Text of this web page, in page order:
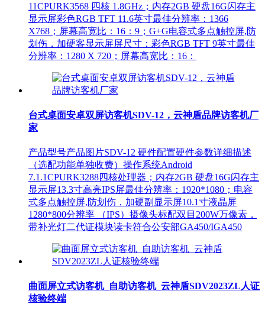
11CPURK3568 四核 1.8GHz；内存2GB 硬盘16G闪存主
显示屏彩色RGB TFT 11.6英寸最佳分辨率：1366
X768；屏幕高宽比：16：9；G+G电容式多点触控屏,防
划伤，加硬客显示屏屏尺寸：彩色RGB TFT 9英寸最佳
分辨率：1280 X 720；屏幕高宽比：16：
台式桌面安卓双屏访客机SDV-12，云神盾品牌访客机厂
家
产品型号产品图片SDV-12 硬件配置硬件参数详细描述
（选配功能单独收费）操作系统Android
7.1.1CPURK3288四核处理器；内存2GB 硬盘16G闪存主
显示屏13.3寸高亮IPS屏最佳分辨率：1920*1080；电容
式多点触控屏,防划伤，加硬副显示屏10.1寸液晶屏
1280*800分辨率 （IPS）摄像头标配双目200W万像素，
带补光灯二代证模块读卡符合公安部GA450/IGA450
曲面屏立式访客机_自助访客机_云神盾SDV2023ZL人证
核验终端